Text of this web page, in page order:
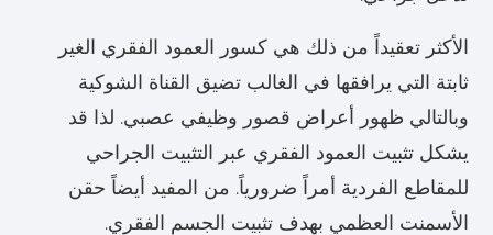
الأكثر تعقيداً من ذلك هي كسور العمود الفقري الغير
ثابتة التي يرافقها في الغالب تضيق القناة الشوكية
وبالتالي ظهور أعراض قصور وظيفي عصبي. لذا قد
يشكل تثبيت العمود الفقري عبر التثبيت الجراحي
للمقاطع الفردية أمراً ضرورياً. من المفيد أيضاً حقن
الأسمنت العظمي بهدف تثبيت الجسم الفقري.